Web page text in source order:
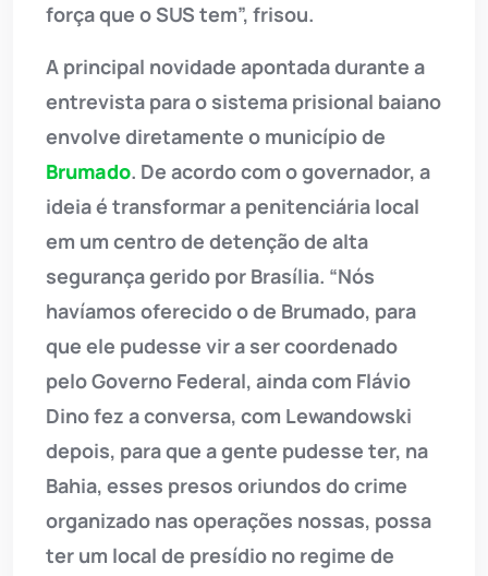
força que o SUS tem”, frisou.
A principal novidade apontada durante a
entrevista para o sistema prisional baiano
envolve diretamente o município de
Brumado. De acordo com o governador, a
ideia é transformar a penitenciária local
em um centro de detenção de alta
segurança gerido por Brasília. “Nós
havíamos oferecido o de Brumado, para
que ele pudesse vir a ser coordenado
pelo Governo Federal, ainda com Flávio
Dino fez a conversa, com Lewandowski
depois, para que a gente pudesse ter, na
Bahia, esses presos oriundos do crime
organizado nas operações nossas, possa
ter um local de presídio no regime de